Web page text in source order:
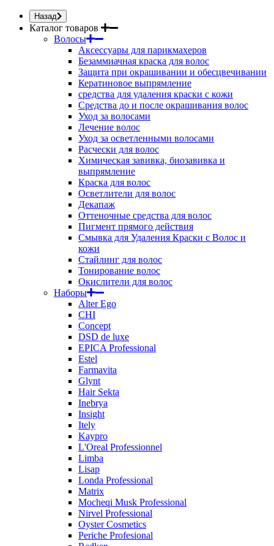
Назад
Каталог товаров
Волосы
Аксессуары для парикмахеров
Безаммиачная краска для волос
Защита при окрашивании и обесцвечивании
Кератиновое выпрямление
средства для удаления краски с кожи
Средства до и после окрашивания волос
Уход за волосами
Лечение волос
Уход за осветленными волосами
Расчески для волос
Химическая завивка, биозавивка и
выпрямление
Краска для волос
Осветлители для волос
Декапаж
Оттеночные средства для волос
Пигмент прямого действия
Смывка для Удаления Краски с Волос и
кожи
Стайлинг для волос
Тонирование волос
Окислители для волос
Наборы
Alter Ego
CHI
Concept
DSD de luxe
EPICA Professional
Estel
Farmavita
Glynt
Hair Sekta
Inebrya
Insight
Itely
Kaypro
L'Oreal Professionnel
Limba
Lisap
Londa Professional
Matrix
Mocheqi Musk Professional
Nirvel Professional
Oyster Cosmetics
Periche Profesional